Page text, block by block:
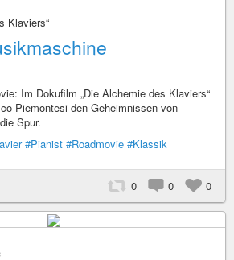
Klaviers“
Im Dokufilm „Die Alchemie des Klaviers“
Piemontesi den Geheimnissen von
Spur.
#Pianist #Roadmovie #Klassik
0 0 0